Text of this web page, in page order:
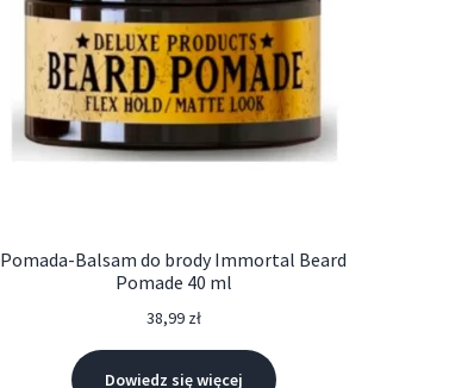
Pomada-Balsam do brody Immortal Beard
Pomade 40 ml
38,99 zł
Dowiedz się więcej